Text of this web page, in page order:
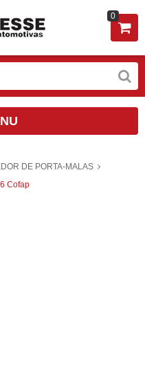
0
DE PORTA-MALAS
Cofap